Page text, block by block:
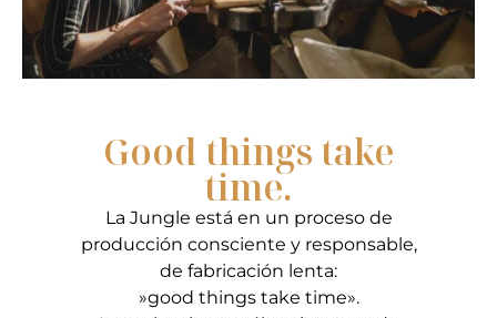
Good things take
time.
La Jungle está en un proceso de
producción consciente y responsable,
de fabricación lenta:
​»good things take time».